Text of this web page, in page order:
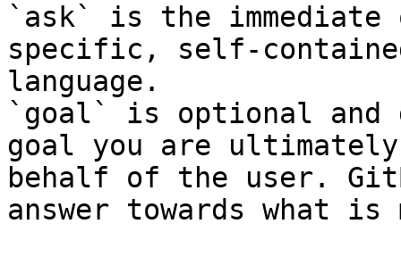
`ask` is the
specific, self-
language.
`goal` is optional and
goal you are
behalf of the user.
answer towards what